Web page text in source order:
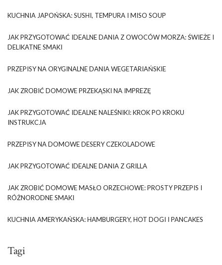
KUCHNIA JAPOŃSKA: SUSHI, TEMPURA I MISO SOUP
JAK PRZYGOTOWAĆ IDEALNE DANIA Z OWOCÓW MORZA: ŚWIEŻE I
DELIKATNE SMAKI
PRZEPISY NA ORYGINALNE DANIA WEGETARIAŃSKIE
JAK ZROBIĆ DOMOWE PRZEKĄSKI NA IMPREZĘ
JAK PRZYGOTOWAĆ IDEALNE NALEŚNIKI: KROK PO KROKU
INSTRUKCJA
PRZEPISY NA DOMOWE DESERY CZEKOLADOWE
JAK PRZYGOTOWAĆ IDEALNE DANIA Z GRILLA
JAK ZROBIĆ DOMOWE MASŁO ORZECHOWE: PROSTY PRZEPIS I
RÓŻNORODNE SMAKI
KUCHNIA AMERYKAŃSKA: HAMBURGERY, HOT DOGI I PANCAKES
Tagi